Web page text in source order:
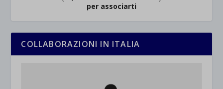
per associarti
COLLABORAZIONI IN ITALIA